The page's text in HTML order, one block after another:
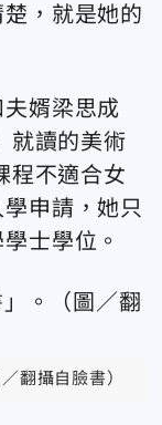
，就是她的
婿梁思成
就讀的美術
程不適合女
申請，她只
士學位。
翻攝自臉書）